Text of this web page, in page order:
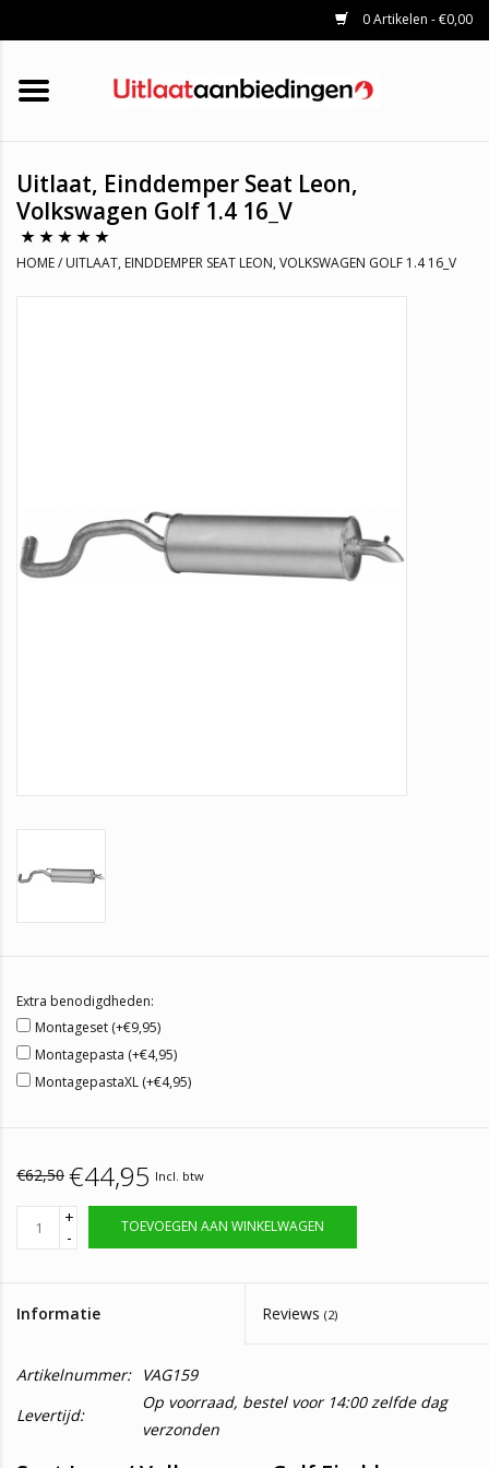
0 Artikelen - €0,00
HOME
KATALYSATOREN
UNIVERSELE UITLAATDELEN
MERKEN
Uitlaat, Einddemper Seat Leon,
Volkswagen Golf 1.4 16_V
HOME/ UITLAAT, EINDDEMPER SEAT LEON, VOLKSWAGEN GOLF 1.4 16_V
Extra benodigdheden:
Montageset (+€9,95)
Montagepasta (+€4,95)
MontagepastaXL (+€4,95)
€62,50 €44,95 Incl. btw
+
-
TOEVOEGEN AAN WINKELWAGEN
Informatie Reviews (2)
Artikelnummer:
VAG159
Levertijd:
Op voorraad, bestel voor 14:00 zelfde dag
verzonden